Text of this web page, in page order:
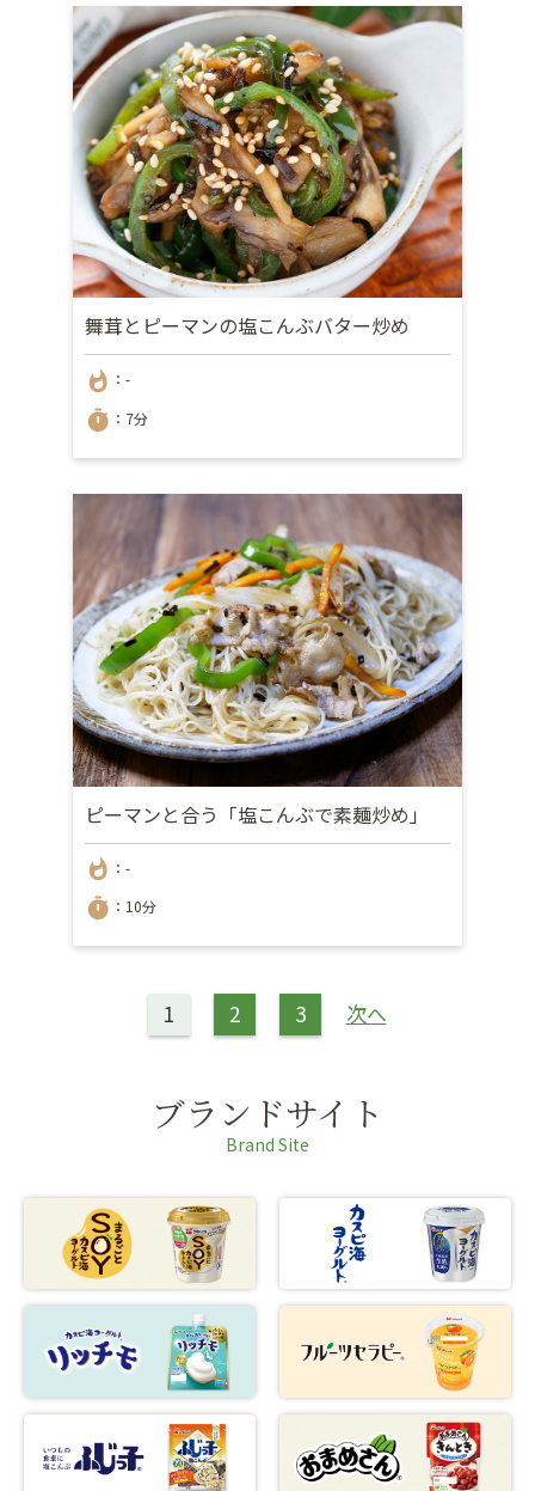
舞茸とピーマンの塩こんぶバター炒め
whatshot ：-
timer ：7分
ピーマンと合う「塩こんぶで素麺炒め」
whatshot ：-
timer ：10分
1 2 3 次へ
ブランドサイト
Brand Site